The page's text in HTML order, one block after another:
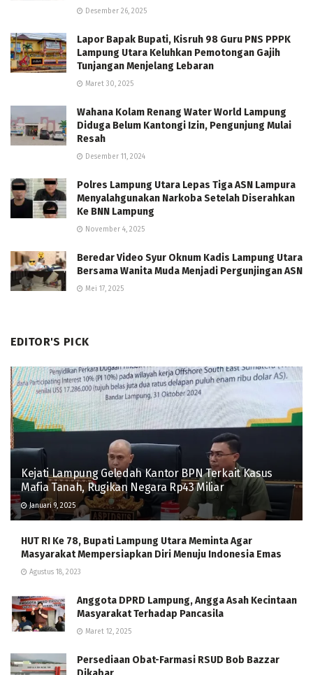
Desember 26, 2025
Lapor Bapak Bupati, Kisruh 98 Guru PNS PPPK
Lampung Utara Keluhkan Pemotongan Gajih
Tunjangan Menjelang Lebaran
Maret 30, 2025
Wahana Kolam Renang Water World Lampung
Diduga Belum Kantongi Izin, Pengunjung Mulai
Resah
Desember 11, 2024
Polres Lampung Utara Lepas Tiga ASN Lampura
Menyalahgunakan Narkoba Setelah Diserahkan
Ke BNN Lampung
November 4, 2025
Beredar Video Syur Oknum Kadis Lampung Utara
Bersama Wanita Muda Menjadi Pergunjingan ASN
Mei 17, 2025
EDITOR'S PICK
Kejati Lampung Geledah Kantor BPN Terkait Kasus
Mafia Tanah, Rugikan Negara Rp43 Miliar
Januari 9, 2025
HUT RI Ke 78, Bupati Lampung Utara Meminta Agar
Masyarakat Mempersiapkan Diri Menuju Indonesia Emas
Agustus 18, 2023
Anggota DPRD Lampung, Angga Asah Kecintaan
Masyarakat Terhadap Pancasila
Maret 12, 2025
Persediaan Obat-Farmasi RSUD Bob Bazzar